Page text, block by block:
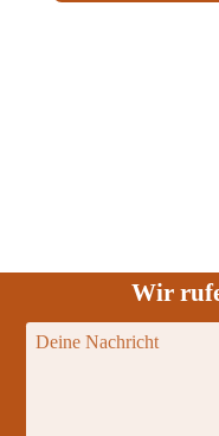
Wir